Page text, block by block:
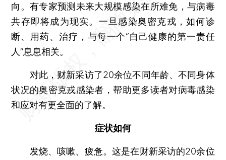
向。有专家预测未来大规模感染在所难免，与病毒
共存即将成为现实。一旦感染奥密克戎，如何诊
断、用药、治疗，与每一个“自己健康的第一责任
人”息息相关。
对此，财新采访了20余位不同年龄、不同身体
状况的奥密克戎感染者，帮助更多读者对病毒感染
和应对有更全面的了解。
症状如何
发烧、咳嗽、疲惫。这是在财新采访的20余位